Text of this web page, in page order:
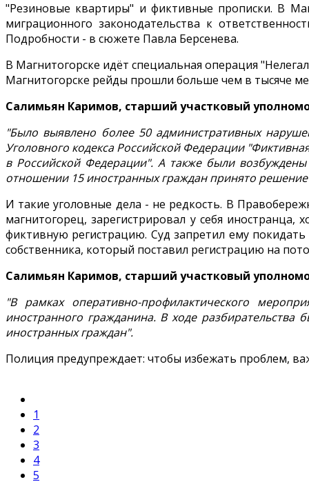
"Резиновые квартиры" и фиктивные прописки. В
миграционного законодательства к
Подробности - в сюжете Павла Берсенева.
В Магнитогорске идёт специальная операция
Магнитогорске рейды прошли больше чем в тысяче
Салимьян Каримов, старший участковый
"Было выявлено более 50 административных
Уголовного кодекса Российской Федерации
в Российской Федерации". А также были возбуждены
отношении 15 иностранных граждан принято
И такие уголовные дела - не редкость. В
магнитогорец, зарегистрировал у себя иностранца,
фиктивную регистрацию. Суд запретил ему
собственника, который поставил регистрацию на
Салимьян Каримов, старший участковый
"В рамках оперативно-профилактического
иностранного гражданина. В ходе
иностранных граждан".
Полиция предупреждает: чтобы избежать проблем,
1
2
3
4
5